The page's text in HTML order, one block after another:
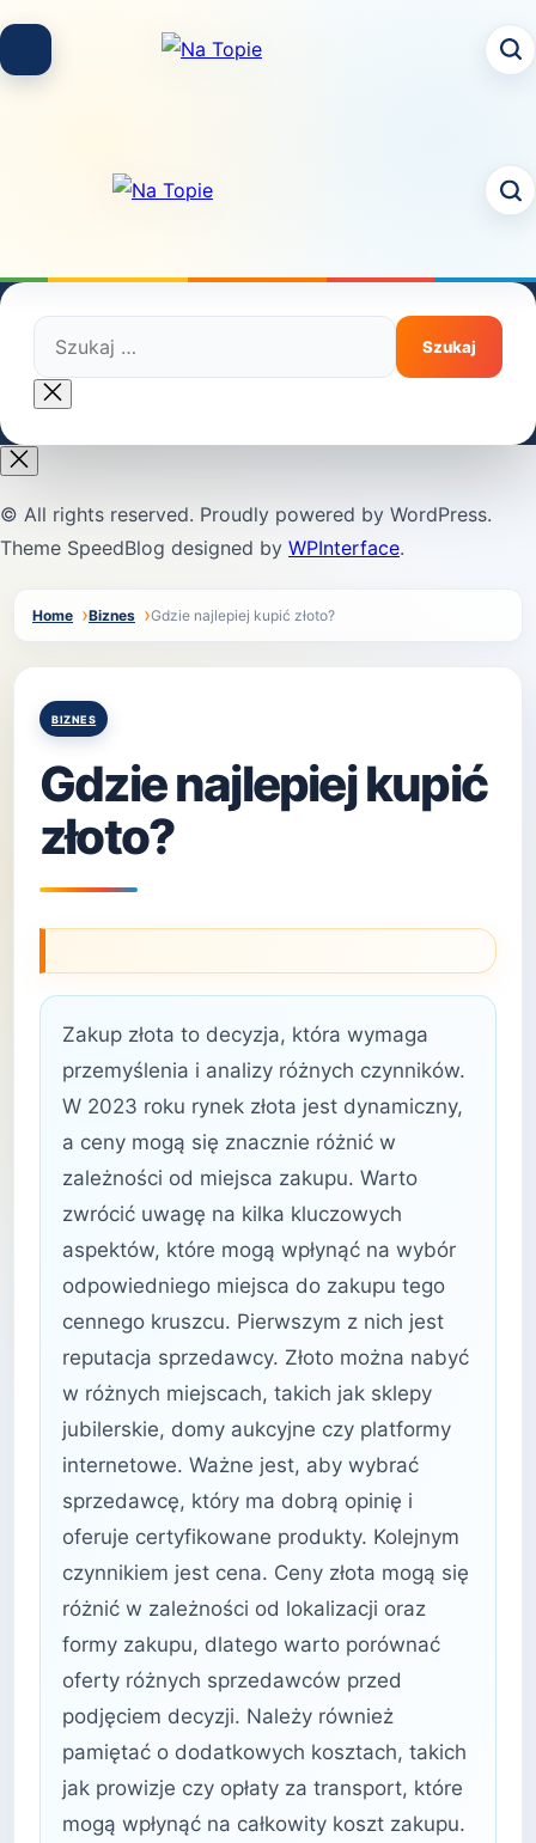
content
Szukaj:
Close
search
© All rights reserved. Proudly powered by WordPress.
Theme SpeedBlog designed by WPInterface.
Home Biznes Gdzie najlepiej kupić złoto?
Posted
BIZNES
Gdzie najlepiej kupić
złoto?
Zakup złota to decyzja, która wymaga
przemyślenia i analizy różnych czynników.
W 2023 roku rynek złota jest dynamiczny,
a ceny mogą się znacznie różnić w
zależności od miejsca zakupu. Warto
zwrócić uwagę na kilka kluczowych
aspektów, które mogą wpłynąć na wybór
odpowiedniego miejsca do zakupu tego
cennego kruszcu. Pierwszym z nich jest
reputacja sprzedawcy. Złoto można nabyć
w różnych miejscach, takich jak sklepy
jubilerskie, domy aukcyjne czy platformy
internetowe. Ważne jest, aby wybrać
sprzedawcę, który ma dobrą opinię i
oferuje certyfikowane produkty. Kolejnym
czynnikiem jest cena. Ceny złota mogą się
różnić w zależności od lokalizacji oraz
formy zakupu, dlatego warto porównać
oferty różnych sprzedawców przed
podjęciem decyzji. Należy również
pamiętać o dodatkowych kosztach, takich
jak prowizje czy opłaty za transport, które
mogą wpłynąć na całkowity koszt zakupu.